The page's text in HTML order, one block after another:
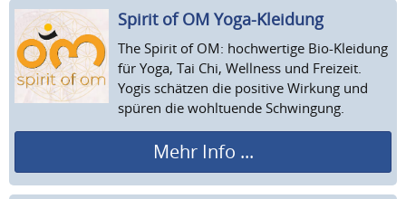
Spirit of OM Yoga-Kleidung
The Spirit of OM: hochwertige Bio-Kleidung
für Yoga, Tai Chi, Wellness und Freizeit.
Yogis schätzen die positive Wirkung und
spüren die wohltuende Schwingung.
Mehr Info ...